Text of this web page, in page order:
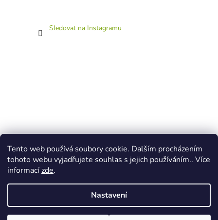
Tento web používá soubory cookie. Dalším procházením
tohoto webu vyjadřujete souhlas s jejich používáním.. Více
informacízde.
Nastavení
Sledovat na Instagramu
Vytvořil Shoptet